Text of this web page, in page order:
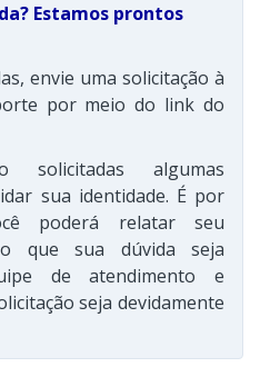
Estamos prontos
envie uma solicitação à
por meio do link do
solicitadas algumas
sua identidade. É por
poderá relatar seu
que sua dúvida seja
de atendimento e
seja devidamente